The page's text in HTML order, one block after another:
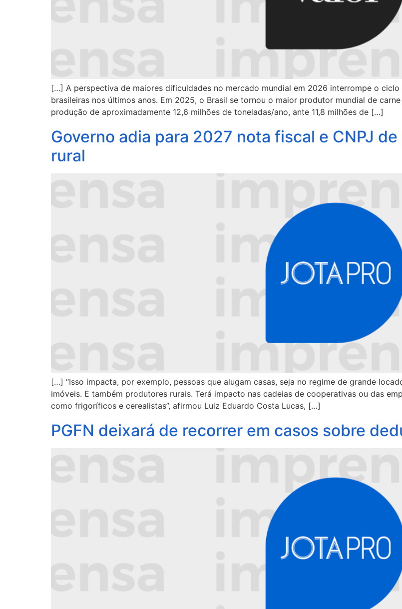
[…] A perspectiva de maiores dificuldades no mercado mundial em 2026 interrompe o
brasileiras nos últimos anos. Em 2025, o Brasil se tornou o maior produtor mundial de
produção de aproximadamente 12,6 milhões de toneladas/ano, ante 11,8 milhões de […]
Governo adia para 2027 nota fiscal e CNPJ
rural
[…] “Isso impacta, por exemplo, pessoas que alugam casas, seja no regime de grande
imóveis. E também produtores rurais. Terá impacto nas cadeias de cooperativas ou das
como frigoríficos e cerealistas”, afirmou Luiz Eduardo Costa Lucas, […]
PGFN deixará de recorrer em casos sobre